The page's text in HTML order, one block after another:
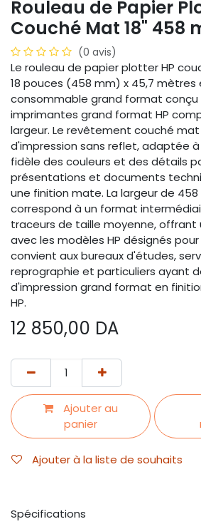
Rouleau de Papier
Couché Mat 18" 458
(0 avis)
Le rouleau de papier plotter HP
18 pouces (458 mm) x 45,7 mètres
consommable grand format
imprimantes grand format HP
largeur. Le revêtement couché
d'impression sans reflet, adaptée
fidèle des couleurs et des détails
présentations et documents
une finition mate. La largeur de
correspond à un format
traceurs de taille moyenne,
avec les modèles HP désignés
convient aux bureaux d'études,
reprographie et particuliers ayant
d'impression grand format en
HP.
12 850,00 DA
Ajouter au
panier
Ajouter à la liste de souhaits
Spécifications